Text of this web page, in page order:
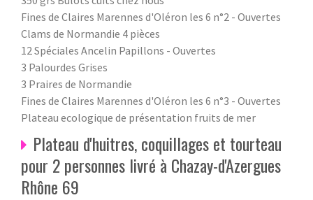
Fines de Claires Marennes d'Oléron les 6 n°2 - Ouvertes
Clams de Normandie 4 pièces
12 Spéciales Ancelin Papillons - Ouvertes
3 Palourdes Grises
3 Praires de Normandie
Fines de Claires Marennes d'Oléron les 6 n°3 - Ouvertes
Plateau ecologique de présentation fruits de mer
Plateau d'huitres, coquillages et tourteau
pour 2 personnes livré à Chazay-d'Azergues
Rhône 69